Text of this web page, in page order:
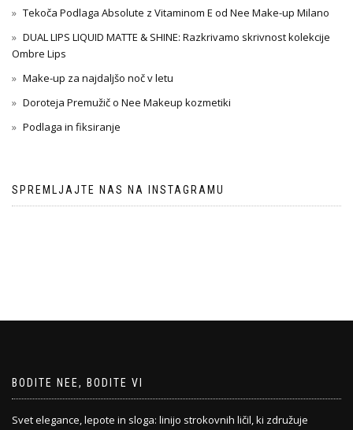
Tekoča Podlaga Absolute z Vitaminom E od Nee Make-up Milano
DUAL LIPS LIQUID MATTE & SHINE: Razkrivamo skrivnost kolekcije
Ombre Lips
Make-up za najdaljšo noč v letu
Doroteja Premužič o Nee Makeup kozmetiki
Podlaga in fiksiranje
SPREMLJAJTE NAS NA INSTAGRAMU
BODITE NEE, BODITE VI
Svet elegance, lepote in sloga: linijo strokovnih ličil, ki združuje